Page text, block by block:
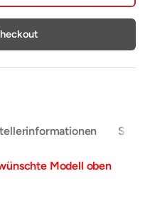
Modell oben